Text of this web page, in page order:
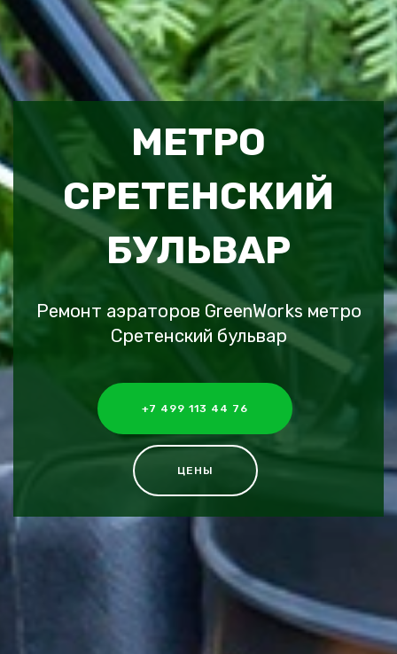
МЕТРО
СРЕТЕНСКИЙ
БУЛЬВАР
Ремонт аэраторов GreenWorks метро
Сретенский бульвар
+7 499 113 44 76
ЦЕНЫ